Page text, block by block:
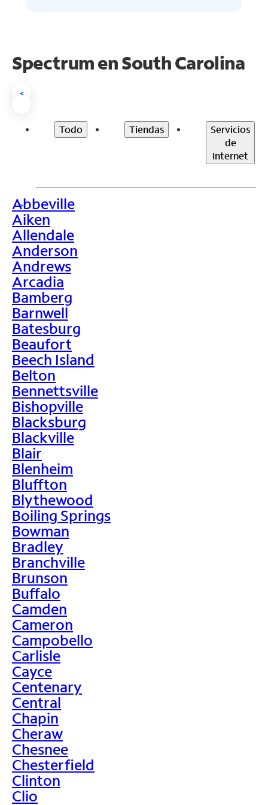
Spectrum enSouth Carolina
<
Todo Tiendas
Servicios
de
Internet
>
Abbeville
Aiken
Allendale
Anderson
Andrews
Arcadia
Bamberg
Barnwell
Batesburg
Beaufort
Beech Island
Belton
Bennettsville
Bishopville
Blacksburg
Blackville
Blair
Blenheim
Bluffton
Blythewood
Boiling Springs
Bowman
Bradley
Branchville
Brunson
Buffalo
Camden
Cameron
Campobello
Carlisle
Cayce
Centenary
Central
Chapin
Cheraw
Chesnee
Chesterfield
Clinton
Clio